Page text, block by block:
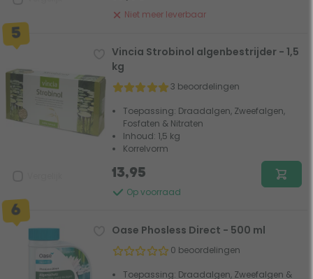
Niet meer leverbaar
Vincia Strobinol algenbestrijder - 1,5
kg
3 beoordelingen
Toepassing: Draadalgen, Zweefalgen,
Fosfaten & Nitraten
Inhoud: 1,5 kg
Korrelvorm
Op voorraad
13,95
Oase Phosless Direct - 500 ml
0 beoordelingen
Toepassing: Draadalgen, Zweefalgen &